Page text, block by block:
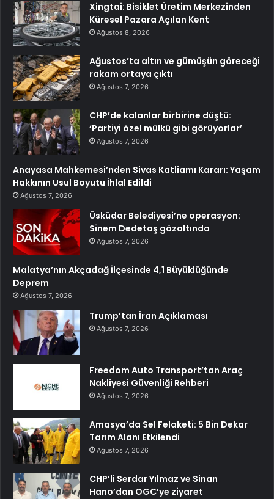
Xingtai: Bisiklet Üretim Merkezinden
Küresel Pazara Açılan Kent
Ağustos 8, 2026
Ağustos’ta altın ve gümüşün göreceği
rakam ortaya çıktı
Ağustos 7, 2026
CHP’de kalanlar birbirine düştü:
‘Partiyi özel mülkü gibi görüyorlar’
Ağustos 7, 2026
Anayasa Mahkemesi’nden Sivas Katliamı Kararı: Yaşam
Hakkının Usul Boyutu İhlal Edildi
Ağustos 7, 2026
Üsküdar Belediyesi’ne operasyon:
Sinem Dedetaş gözaltında
Ağustos 7, 2026
Malatya’nın Akçadağ İlçesinde 4,1 Büyüklüğünde
Deprem
Ağustos 7, 2026
Trump’tan İran Açıklaması
Ağustos 7, 2026
Freedom Auto Transport’tan Araç
Nakliyesi Güvenliği Rehberi
Ağustos 7, 2026
Amasya’da Sel Felaketi: 5 Bin Dekar
Tarım Alanı Etkilendi
Ağustos 7, 2026
CHP’li Serdar Yılmaz ve Sinan
Hano’dan OGC’ye ziyaret